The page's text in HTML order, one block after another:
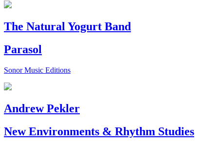
The Natural Yogurt Band
Parasol
Sonor Music Editions
Andrew Pekler
New Environments & Rhythm Studies